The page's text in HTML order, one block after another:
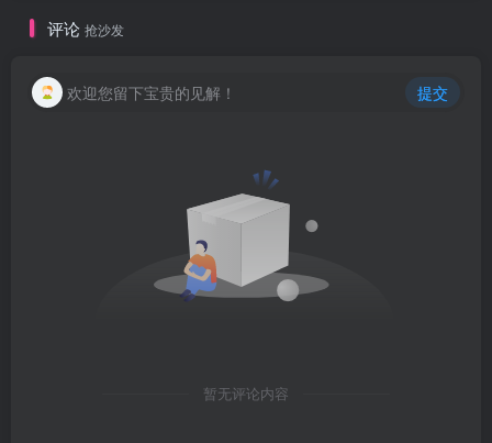
评论 抢沙发
欢迎您留下宝贵的见解！ 提交
暂无评论内容